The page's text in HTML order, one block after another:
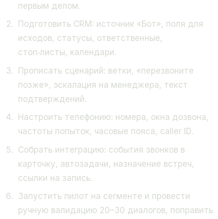
первым делом.
Подготовить CRM: источник «Бот», поля для
исходов, статусы, ответственные,
стоп‑листы, календари.
Прописать сценарий: ветки, «перезвоните
позже», эскалация на менеджера, текст
подтверждений.
Настроить телефонию: номера, окна дозвона,
частоты попыток, часовые пояса, caller ID.
Собрать интеграцию: события звонков в
карточку, автозадачи, назначение встреч,
ссылки на запись.
Запустить пилот на сегменте и провести
ручную валидацию 20–30 диалогов, поправить